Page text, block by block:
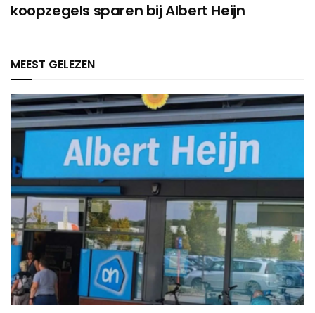
koopzegels sparen bij Albert Heijn
MEEST GELEZEN